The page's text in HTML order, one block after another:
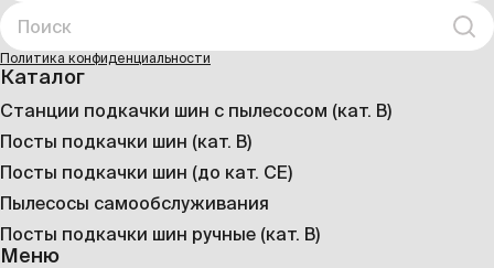
Поиск
Политика конфиденциальности
Каталог
Станции подкачки шин с пылесосом (кат. B)
Посты подкачки шин (кат. B)
Посты подкачки шин (до кат. CE)
Пылесосы самообслуживания
Посты подкачки шин ручные (кат. B)
Меню